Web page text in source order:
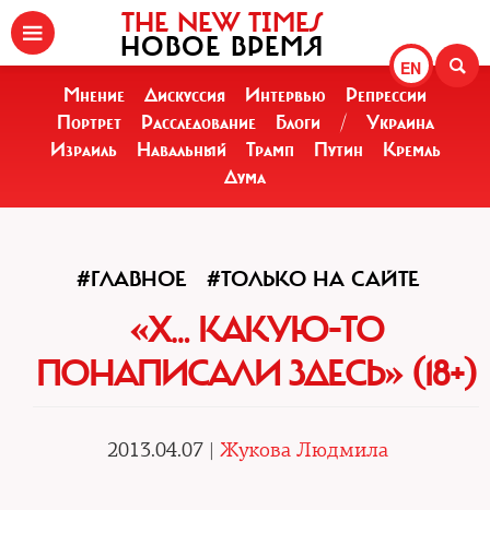
EN
THE NEW TIMES
НОВОЕ ВРЕМЯ
Мнение Дискуссия Интервью
Репрессии
Портрет
Расследование Блоги /
Украина
Израиль
Навальный Трамп Путин
Кремль
Дума
#ГЛАВНОЕ #ТОЛЬКО НА САЙТЕ
«Х… КАКУЮ-ТО
ПОНАПИСАЛИ ЗДЕСЬ» (18+)
2013.04.07 | Жукова Людмила